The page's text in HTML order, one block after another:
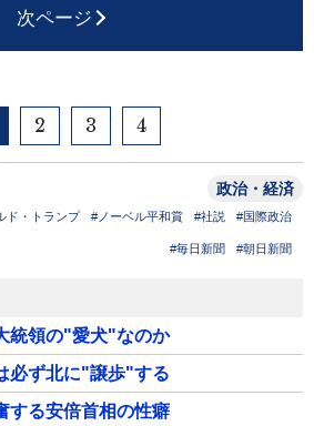
次ページ
2 3 4
政治・経済
ド・トランプ #ノーベル平和賞 #社説 #国際政治
#毎日新聞 #朝日新聞
統領の"愛犬"なのか
必ず北に"譲歩"する
する安倍首相の性癖